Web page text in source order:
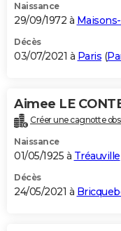
Naissance
29/09/1972 à
Décès
03/07/2021 à Paris (
Aimee LE
Créer une cagnotte
Naissance
01/05/1925 à Tréauville
Décès
24/05/2021 à